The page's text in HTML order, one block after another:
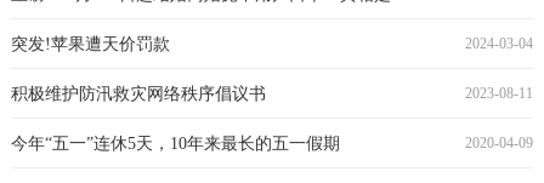
2024-03-04
突发!苹果遭天价罚款
2023-08-11
积极维护防汛救灾网络秩序倡议书
2020-04-09
今年“五一”连休5天，10年来最长的五一假期